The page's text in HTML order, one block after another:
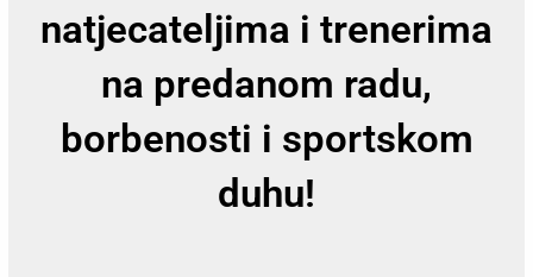
natjecateljima i trenerima
na predanom radu,
borbenosti i sportskom
duhu!